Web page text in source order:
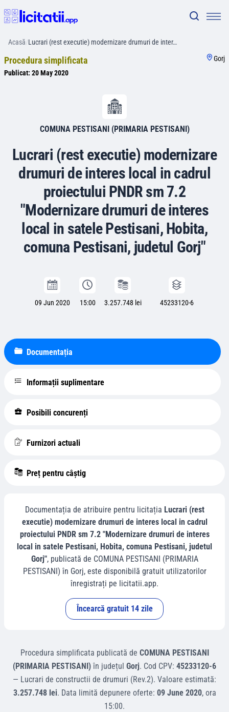
Acasă/Lucrari (rest executie) modernizare drumuri de inter…
Procedura simplificata
Publicat: 20 May 2020
Gorj
COMUNA PESTISANI (PRIMARIA PESTISANI)
Lucrari (rest executie) modernizare
drumuri de interes local in cadrul
proiectului PNDR sm 7.2
"Modernizare drumuri de interes
local in satele Pestisani, Hobita,
comuna Pestisani, judetul Gorj"
09 Jun 2020 15:00 3.257.748 lei 45233120-6
Documentația
Informații suplimentare
Posibili concurenți
Furnizori actuali
Preț pentru câștig
Documentația de atribuire pentru licitația Lucrari (rest
executie) modernizare drumuri de interes local in cadrul
proiectului PNDR sm 7.2 "Modernizare drumuri de interes
local in satele Pestisani, Hobita, comuna Pestisani, judetul
Gorj", publicată de COMUNA PESTISANI (PRIMARIA
PESTISANI) în Gorj, este disponibilă gratuit utilizatorilor
înregistrați pe licitatii.app.
Încearcă gratuit 14 zile
Procedura simplificata publicată de COMUNA PESTISANI
(PRIMARIA PESTISANI) în județul Gorj. Cod CPV: 45233120-6
— Lucrari de constructii de drumuri (Rev.2). Valoare estimată:
3.257.748 lei. Data limită depunere oferte: 09 June 2020, ora
15:00.